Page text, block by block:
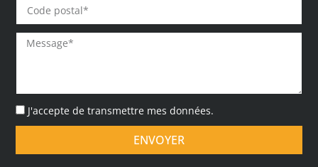
J'accepte de transmettre mes données.
ENVOYER